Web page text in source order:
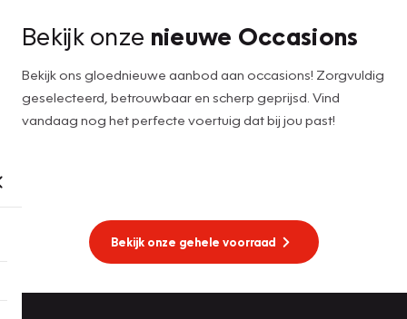
Bekijk onze nieuwe Occasions
Bekijk ons gloednieuwe aanbod aan occasions! Zorgvuldig
geselecteerd, betrouwbaar en scherp geprijsd. Vind
vandaag nog het perfecte voertuig dat bij jou past!
Bekijk onze gehele voorraad